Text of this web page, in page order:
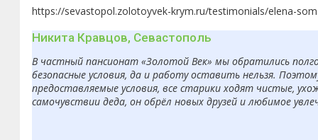
https://sevastopol.zolotoyvek-krym.ru/testimonials/elena-
Никита Кравцов, Севастополь
В частный пансионат «Золотой Век» мы обратились
безопасные условия, да и работу оставить нельзя.
предоставляемые условия, все старики ходят чистые,
самочувствии деда, он обрёл новых друзей и любимое